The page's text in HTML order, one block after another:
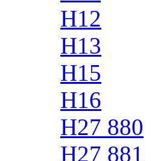
H12
H13
H15
H16
H27 880
H27 881